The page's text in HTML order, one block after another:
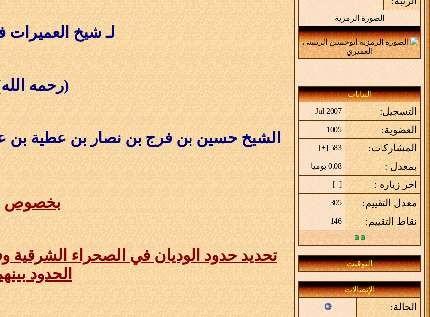
الصورة الرمزية
البيانات
التسجيل: Jul 2007
العضوية: 1005
المشاركات: 583 [
+
]
بمعدل : 0.08 يوميا
اخر زياره : [
+
]
معدل التقييم: 305
نقاط التقييم: 146
التوقيت
الإتصالات
الحالة:
لـ شيخ
(رحمه
الشيخ حسين بن فرج بن نصار بن عطية بن
بخصوص
تحديد حدود الوديان في الصحراء الشرقية
الحدود